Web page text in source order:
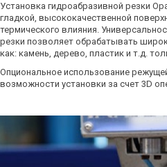
Установка гидроабразивной резки
гладкой, высококачественной
термического влияния.
резки позволяет обрабатывать
как: камень, дерево, пластик и т.д.
Опциональное использование
возможности установки за счет 3D